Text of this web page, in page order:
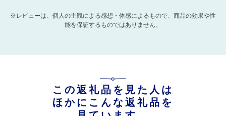
※レビューは、個人の主観による感想・体感によるもので、商品の効果や性
能を保証するものではありません。
この返礼品を見た人は
ほかにこんな返礼品を